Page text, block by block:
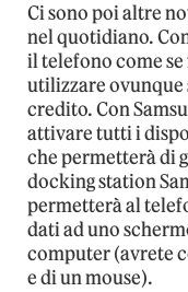
Ci sono poi altre
nel quotidiano.
il telefono come
utilizzare ovunque
credito. Con
attivare tutti i
che permetterà di
docking station
permetterà al
dati ad uno
computer (avrete
e di un mouse).